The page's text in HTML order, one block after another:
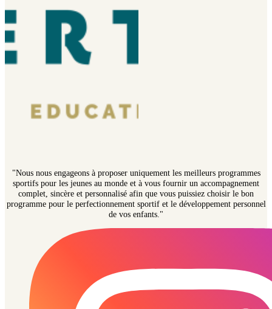
"Nous nous engageons à proposer uniquement les meilleurs programmes
sportifs pour les jeunes au monde et à vous fournir un accompagnement
complet, sincère et personnalisé afin que vous puissiez choisir le bon
programme pour le perfectionnement sportif et le développement personnel
de vos enfants."